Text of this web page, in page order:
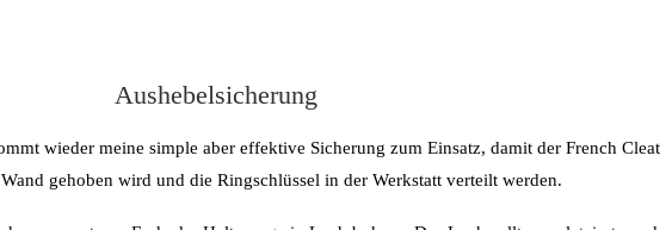
Aushebelsicherung
wieder meine simple aber effektive Sicherung zum Einsatz, damit der French Cleat
gehoben wird und die Ringschlüssel in der Werkstatt verteilt werden.